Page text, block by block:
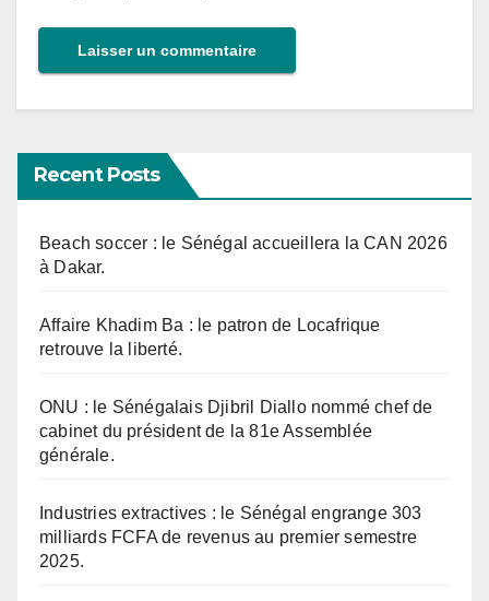
Recent Posts
Beach soccer : le Sénégal accueillera la CAN 2026
à Dakar.
Affaire Khadim Ba : le patron de Locafrique
retrouve la liberté.
ONU : le Sénégalais Djibril Diallo nommé chef de
cabinet du président de la 81e Assemblée
générale.
Industries extractives : le Sénégal engrange 303
milliards FCFA de revenus au premier semestre
2025.